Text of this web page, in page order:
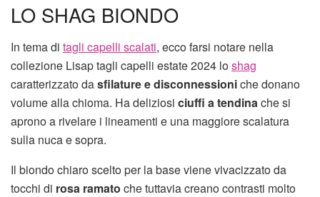
LO SHAG BIONDO
In tema di tagli capelli scalati, ecco farsi notare nella
collezione Lisap tagli capelli estate 2024 loshag
caratterizzato dasfilature e disconnessioniche donano
volume alla chioma. Ha deliziosi ciuffi a tendinache si
aprono a rivelare i lineamenti e una maggiore scalatura
sulla nuca e sopra.
Il biondo chiaro scelto per la base viene vivacizzato da
tocchi di rosa ramato che tuttavia creano contrasti molto